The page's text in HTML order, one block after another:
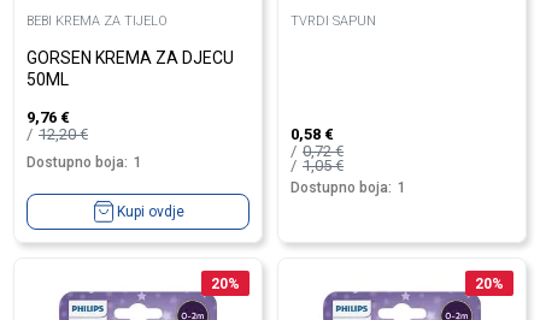
BEBI KREMA ZA TIJELO
GORSEN KREMA ZA DJECU
50ML
9,76 €
12,20€
Dostupno boja: 1
Kupi ovdje
TVRDI SAPUN
0,58 €
0,72€
1,05€
Dostupno boja: 1
20% 20%